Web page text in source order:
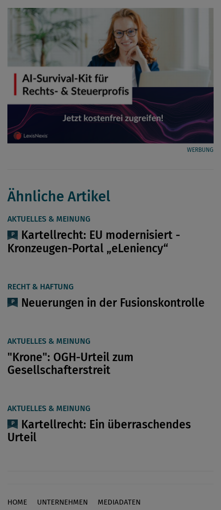
WERBUNG
Ähnliche Artikel
AKTUELLES & MEINUNG
Kartellrecht: EU modernisiert ­
Kronzeugen-Portal „eLeniency“
RECHT & HAFTUNG
Neuerungen in der ­Fusionskontrolle
AKTUELLES & MEINUNG
"Krone": OGH-Urteil zum
Gesellschafterstreit
AKTUELLES & MEINUNG
Kartellrecht: Ein überraschendes
Urteil
Footer
HOME UNTERNEHMEN
MEDIADATEN